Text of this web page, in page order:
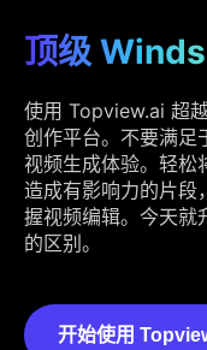
顶级
使用 Topview.ai 超
创作平台。不要满足
视频生成体验。轻松
造成有影响力的片段
握视频编辑。今天
的区别。
开始使用